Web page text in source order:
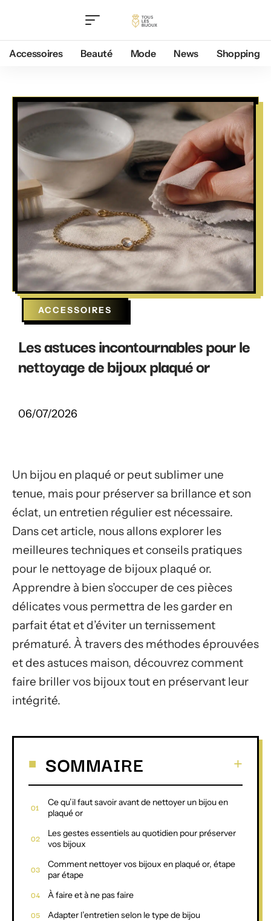
Accessoires Beauté Mode News Shopping
ACCESSOIRES
Les astuces incontournables pour le
nettoyage de bijoux plaqué or
06/07/2026
Un bijou en plaqué or peut sublimer une
tenue, mais pour préserver sa brillance et son
éclat, un entretien régulier est nécessaire.
Dans cet article, nous allons explorer les
meilleures techniques et conseils pratiques
pour le nettoyage de bijoux plaqué or.
Apprendre à bien s’occuper de ces pièces
délicates vous permettra de les garder en
parfait état et d’éviter un ternissement
prématuré. À travers des méthodes éprouvées
et des astuces maison, découvrez comment
faire briller vos bijoux tout en préservant leur
intégrité.
SOMMAIRE
Ce qu’il faut savoir avant de nettoyer un bijou en
plaqué or
Les gestes essentiels au quotidien pour préserver
vos bijoux
Comment nettoyer vos bijoux en plaqué or, étape
par étape
À faire et à ne pas faire
Adapter l’entretien selon le type de bijou